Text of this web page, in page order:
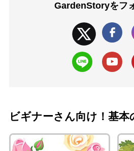
GardenStoryをフ
ビギナーさん向け！基本